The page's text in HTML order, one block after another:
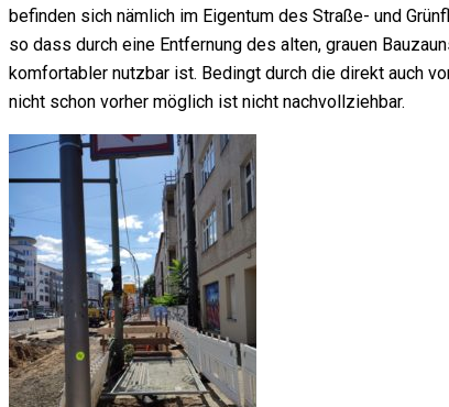
befinden sich nämlich im Eigentum des Straße- und
so dass durch eine Entfernung des alten, grauen
komfortabler nutzbar ist. Bedingt durch die direkt auch
nicht schon vorher möglich ist nicht nachvollziehbar.